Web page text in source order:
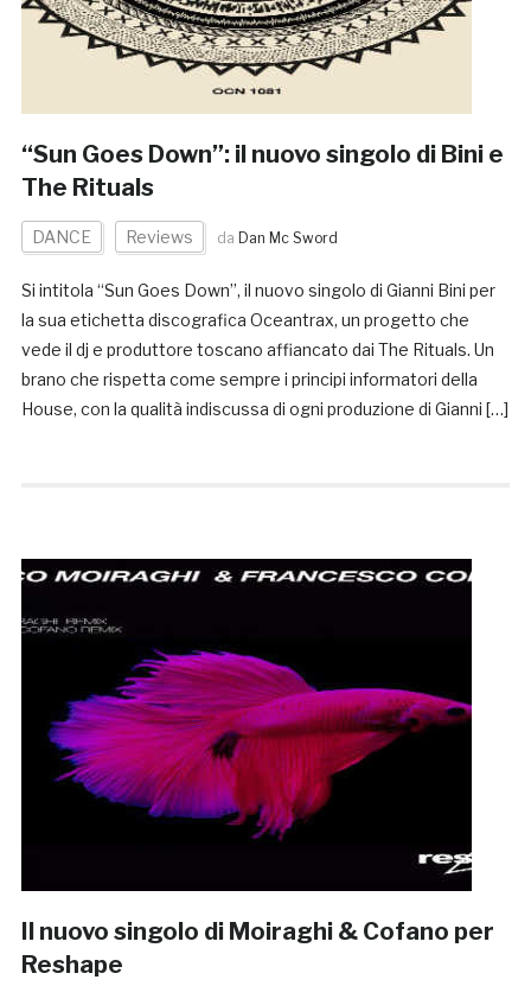
“Sun Goes Down”: il nuovo singolo di Bini e
The Rituals
DANCE Reviews da Dan Mc Sword
Si intitola “Sun Goes Down”, il nuovo singolo di Gianni Bini per
la sua etichetta discografica Oceantrax, un progetto che
vede il dj e produttore toscano affiancato dai The Rituals. Un
brano che rispetta come sempre i principi informatori della
House, con la qualità indiscussa di ogni produzione di Gianni […]
Il nuovo singolo di Moiraghi & Cofano per
Reshape